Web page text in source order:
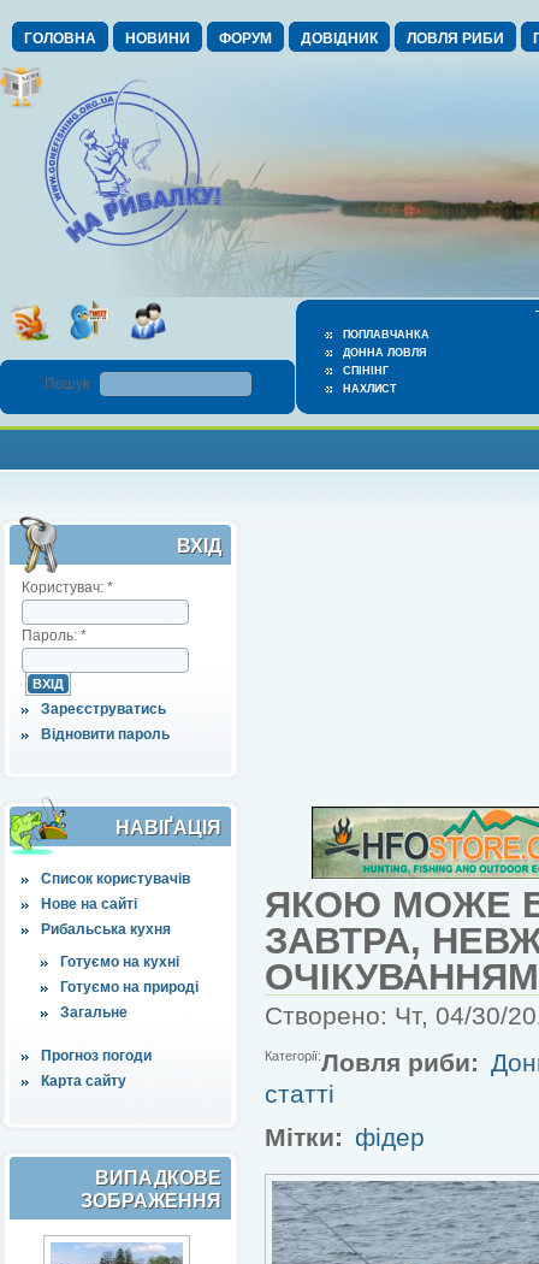
ГОЛОВНА НОВИНИ ФОРУМ ДОВІДНИК ЛОВЛЯ РИБИ
ПОПЛАВЧАНКА
ДОННА ЛОВЛЯ
СПІНІНГ
НАХЛИСТ
Пошук :
ВХІД
Користувач: *
Пароль: *
Зареєструватись
Відновити пароль
НАВІҐАЦІЯ
Список користувачів
Нове на сайті
Рибальська кухня
Готуємо на кухні
Готуємо на природі
Загальне
Прогноз погоди
Карта сайту
ВИПАДКОВЕ
ЗОБРАЖЕННЯ
ЯКОЮ МОЖЕ
ЗАВТРА,
Створено: Чт, 04/30/
Категорії:Ловля риби:
статті
Мітки: фідер